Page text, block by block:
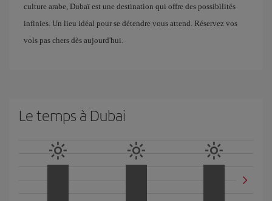
culture arabe, Dubaï est une destination qui offre des possibilités
infinies. Un lieu idéal pour se détendre vous attend. Réservez vos
vols pas chers dès aujourd'hui.
Le temps à Dubai